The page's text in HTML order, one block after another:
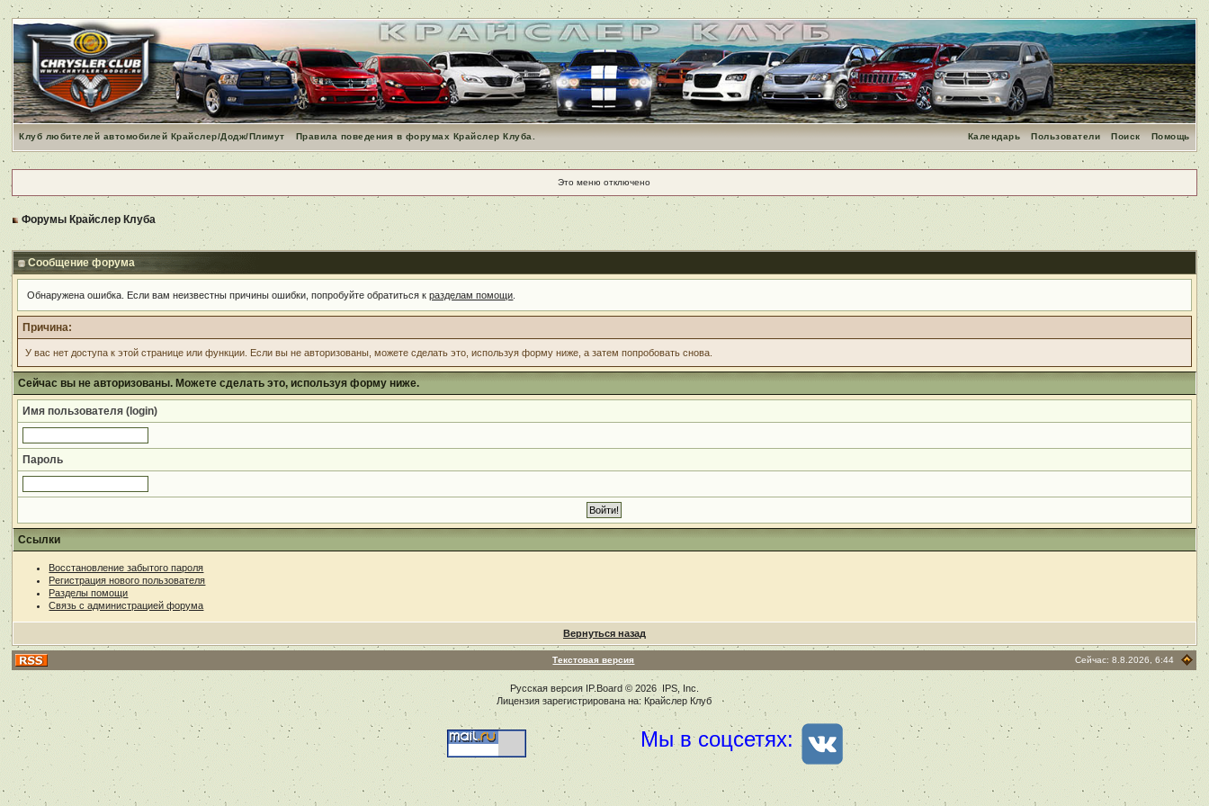
Клуб любителей автомобилей Крайслер/Додж/Плимут Правила поведения в форумах Крайслер Клуба. Помощь
Поиск
Пользователи
Календарь
Это меню отключено
Форумы Крайслер Клуба
Сообщение форума
Обнаружена ошибка. Если вам неизвестны причины ошибки, попробуйте обратиться кразделам помощи
Причина:
У вас нет доступа к этой странице или функции. Если вы не авторизованы, можете сделать это, используя форму ниже, а затем попробовать снова.
Сейчас вы не авторизованы. Можете сделать это, используя форму ниже.
Имя пользователя (login)
Пароль
Ссылки
Восстановление забытого пароля
Регистрация нового пользователя
Разделы помощи
Связь с администрацией форума
Вернуться назад
Текстовая версия Сейчас: 8.8.2026, 6:44
Русская версия IP.Board© 2026IPS, Inc
Лицензия зарегистрирована на: Крайслер Клуб
Мы в соцсетях: